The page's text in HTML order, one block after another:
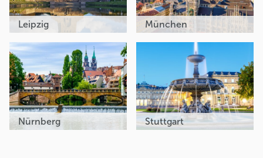
Leipzig München
Nürnberg Stuttgart